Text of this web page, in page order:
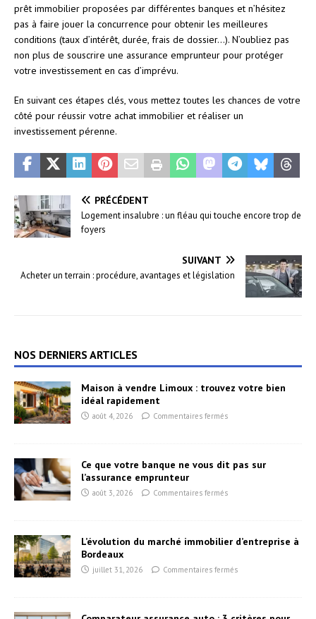
prêt immobilier proposées par différentes banques et n’hésitez
pas à faire jouer la concurrence pour obtenir les meilleures
conditions (taux d’intérêt, durée, frais de dossier…). N’oubliez pas
non plus de souscrire une assurance emprunteur pour protéger
votre investissement en cas d’imprévu.
En suivant ces étapes clés, vous mettez toutes les chances de votre
côté pour réussir votre achat immobilier et réaliser un
investissement pérenne.
PRÉCÉDENT
Logement insalubre : un fléau qui touche encore trop de
foyers
SUIVANT
Acheter un terrain : procédure, avantages et législation
NOS DERNIERS ARTICLES
Maison à vendre Limoux : trouvez votre bien
idéal rapidement
août 4, 2026 Commentaires fermés
Ce que votre banque ne vous dit pas sur
l’assurance emprunteur
août 3, 2026 Commentaires fermés
L’évolution du marché immobilier d’entreprise à
Bordeaux
juillet 31, 2026 Commentaires fermés